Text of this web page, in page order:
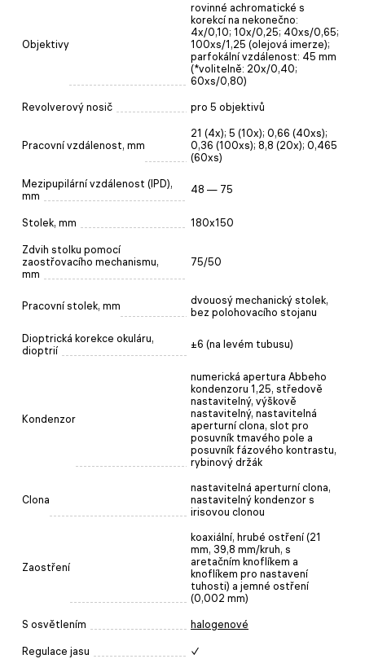
Objektivy
rovinné achromatické s
korekcí na nekonečno:
4x/0,10; 10x/0,25; 40xs/0,65;
100xs/1,25 (olejová imerze);
parfokální vzdálenost: 45 mm
(*volitelně: 20x/0,40;
60хs/0,80)
Revolverový nosič pro 5 objektivů
Pracovní vzdálenost, mm
21 (4x); 5 (10x); 0,66 (40xs);
0,36 (100xs); 8,8 (20x); 0,465
(60xs)
Mezipupilární vzdálenost (IPD),
mm
48 — 75
Stolek, mm 180x150
Zdvih stolku pomocí
zaostřovacího mechanismu,
mm
75/50
Pracovní stolek, mm
dvouosý mechanický stolek,
bez polohovacího stojanu
Dioptrická korekce okuláru,
dioptrií
±6 (na levém tubusu)
Kondenzor
numerická apertura Abbeho
kondenzoru 1,25, středově
nastavitelný, výškově
nastavitelný, nastavitelná
aperturní clona, slot pro
posuvník tmavého pole a
posuvník fázového kontrastu,
rybinový držák
Clona
nastavitelná aperturní clona,
nastavitelný kondenzor s
irisovou clonou
Zaostření
koaxiální, hrubé ostření (21
mm, 39,8 mm/kruh, s
aretačním knoflíkem a
knoflíkem pro nastavení
tuhosti) a jemné ostření
(0,002 mm)
S osvětlením halogenové
Regulace jasu ✓